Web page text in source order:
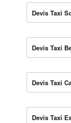
Devis Taxi
Devis Taxi
Devis Taxi
Devis Taxi